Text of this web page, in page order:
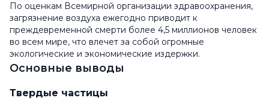
По оценкам Всемирной организации здравоохранения,
загрязнение воздуха ежегодно приводит к
преждевременной смерти более 4,5 миллионов человек
во всем мире, что влечет за собой огромные
экологические и экономические издержки.
Основные выводы
Твердые частицы